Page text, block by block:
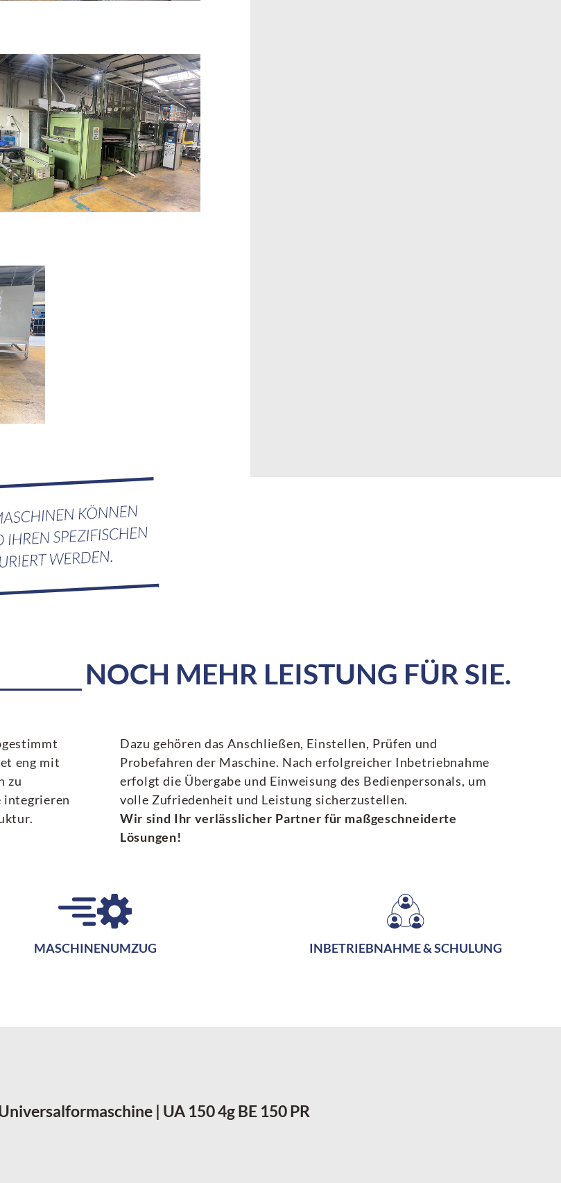
NOCH MEHR LEISTUNG FÜR SIE.
eng mit
zu
integrieren
Dazu gehören das Anschließen, Einstellen, Prüfen und
Probefahren der Maschine. Nach erfolgreicher Inbetriebnahme
erfolgt die Übergabe und Einweisung des Bedienpersonals, um
volle Zufriedenheit und Leistung sicherzustellen.
Wir sind Ihr verlässlicher Partner für maßgeschneiderte
Lösungen!
MASCHINENUMZUG INBETRIEBNAHME & SCHULUNG
| UA 150 4g BE 150 PR